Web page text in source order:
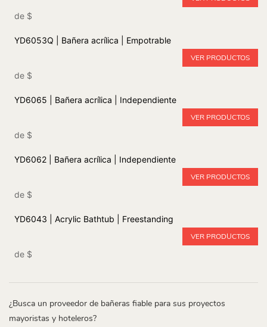
de $
YD6053Q | Bañera acrílica | Empotrable
de $
VER PRODUCTOS
YD6065 | Bañera acrílica | Independiente
de $
VER PRODUCTOS
YD6062 | Bañera acrílica | Independiente
de $
VER PRODUCTOS
YD6043 | Acrylic Bathtub | Freestanding
de $
VER PRODUCTOS
¿Busca un proveedor de bañeras fiable para sus proyectos
mayoristas y hoteleros?